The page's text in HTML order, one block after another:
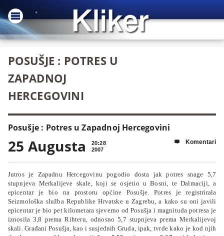
POSUŠJE : POTRES U
ZAPADNOJ
HERCEGOVINI
Posušje : Potres u Zapadnoj Hercegovini
25 Augusta
20:28
2007
 Komentari
Jutros je Zapadnu Hercegovinu pogodio dosta jak potres snage 5,7
stupnjeva Merkalijeve skale, koji se osjetio u Bosni, te Dalmaciji, a
epicentar je bio na prostoru općine Posušje. Potres je registrirala
Seizmološka služba Republike Hrvatske u Zagrebu, a kako su oni javili
epicentar je bio pet kilometara sjeverno od Posušja i magnituda potresa je
iznosila 3,8 prema Rihteru, odnosno 5,7 stupnjeva prema Merkalijevoj
skali. Građani Posušja, kao i susjednih Gruda, ipak, tvrde kako je kod njih